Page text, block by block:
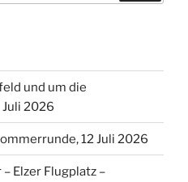
und um die
2026
12 Juli 2026
Elzer Flugplatz –